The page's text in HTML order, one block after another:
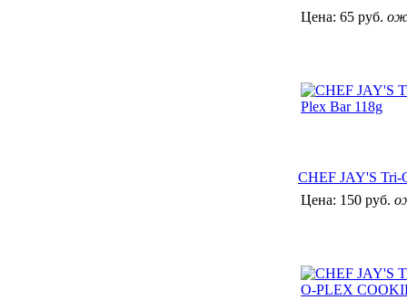
Цена: 65 руб.
CHEF JAY'S Tri-
Цена: 150 руб.